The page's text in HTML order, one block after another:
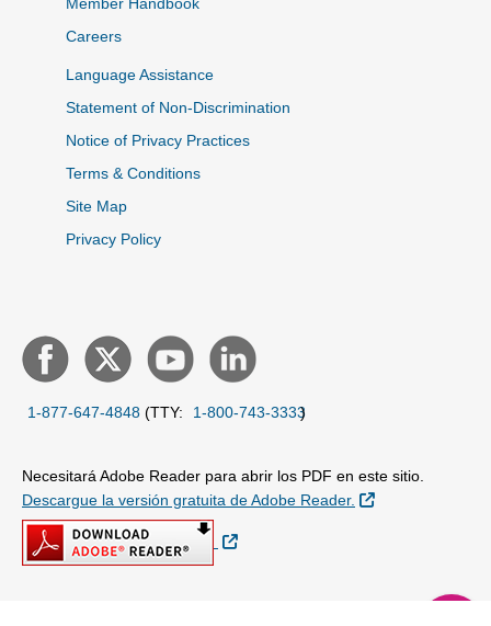
Careers
Language Assistance
Statement of Non-Discrimination
Notice of Privacy Practices
Terms & Conditions
Site Map
Privacy Policy
1-877-647-4848 (TTY: 1-800-743-3333)
Necesitará Adobe Reader para abrir los PDF en este sitio.
Descargue la versión gratuita de Adobe Reader.
Sitio Externo
Sitio Externo